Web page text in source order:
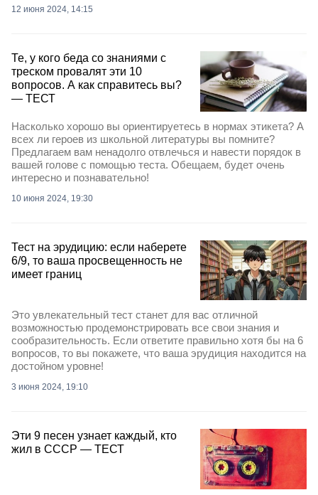
12 июня 2024, 14:15
Те, у кого беда со знаниями с
треском провалят эти 10
вопросов. А как справитесь вы?
— ТЕСТ
Насколько хорошо вы ориентируетесь в нормах этикета? А
всех ли героев из школьной литературы вы помните?
Предлагаем вам ненадолго отвлечься и навести порядок в
вашей голове с помощью теста. Обещаем, будет очень
интересно и познавательно!
10 июня 2024, 19:30
Тест на эрудицию: если наберете
6/9, то ваша просвещенность не
имеет границ
Это увлекательный тест станет для вас отличной
возможностью продемонстрировать все свои знания и
сообразительность. Если ответите правильно хотя бы на 6
вопросов, то вы покажете, что ваша эрудиция находится на
достойном уровне!
3 июня 2024, 19:10
Эти 9 песен узнает каждый, кто
жил в СССР — ТЕСТ